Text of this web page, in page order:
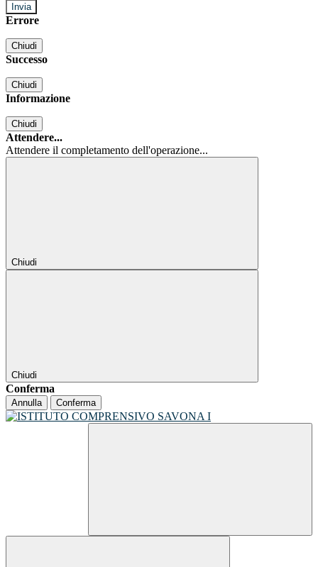
Errore
Chiudi
Successo
Chiudi
Informazione
Chiudi
Attendere...
Attendere il completamento dell'operazione...
Chiudi
Chiudi
Conferma
Annulla Conferma